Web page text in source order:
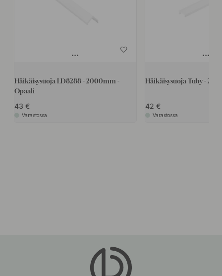
Häikäisysuoja LD8288 - 2000mm -
Opaali
43
Varastossa
Häikäisysuoja Tuby -
42
Varastossa